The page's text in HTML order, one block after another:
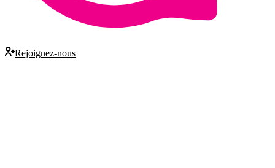
Rejoignez-nous